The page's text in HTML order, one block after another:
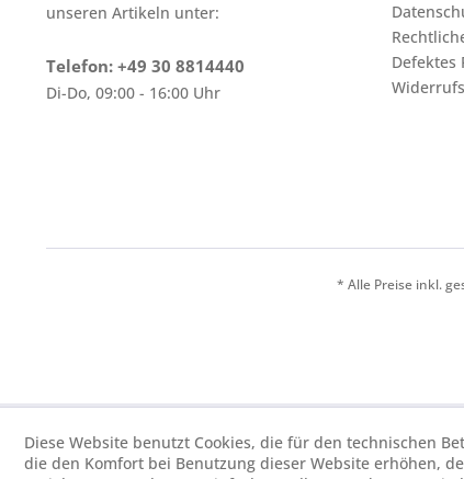
unseren Artikeln unter:
Telefon: +49 30 8814440
Di-Do, 09:00 - 16:00 Uhr
Defektes
* Alle Preise inkl.
Diese Website benutzt Cookies, die für den technischen
die den Komfort bei Benutzung dieser Website erhöhen,